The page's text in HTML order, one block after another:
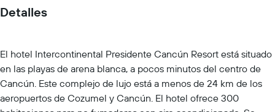
Detalles
El hotel Intercontinental Presidente Cancún Resort está situado
en las playas de arena blanca, a pocos minutos del centro de
Cancún. Este complejo de lujo está a menos de 24 km de los
aeropuertos de Cozumel y Cancún. El hotel ofrece 300